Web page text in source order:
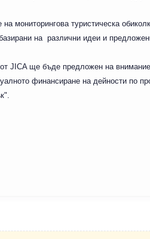
мониторингова туристическа
на различни идеи и
JICA ще бъде предложен на
финансиране на дейности по